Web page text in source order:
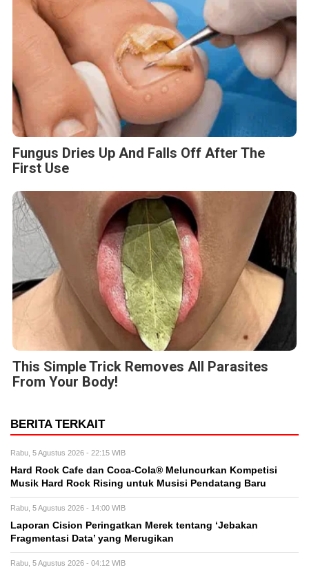
Fungus Dries Up And Falls Off After The
First Use
This Simple Trick Removes All Parasites
From Your Body!
BERITA TERKAIT
Rabu, 5 Agustus 2026 - 22:15 WIB
Hard Rock Cafe dan Coca-Cola® Meluncurkan Kompetisi
Musik Hard Rock Rising untuk Musisi Pendatang Baru
Rabu, 5 Agustus 2026 - 14:00 WIB
Laporan Cision Peringatkan Merek tentang ‘Jebakan
Fragmentasi Data’ yang Merugikan
Rabu, 5 Agustus 2026 - 04:12 WIB